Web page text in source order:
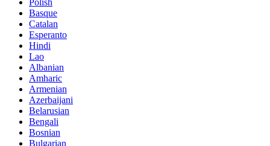
Polish
Basque
Catalan
Esperanto
Hindi
Lao
Albanian
Amharic
Armenian
Azerbaijani
Belarusian
Bengali
Bosnian
Bulgarian